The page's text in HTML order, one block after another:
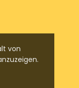
von